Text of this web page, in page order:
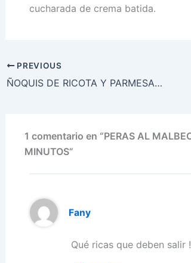
cucharada de crema batida.
PREVIOUS
ÑOQUIS DE RICOTA Y PARMESANO CON MANTECA AL ROMERO
1 comentario en “PERAS AL
MINUTOS”
Fany
Qué ricas que deben salir !